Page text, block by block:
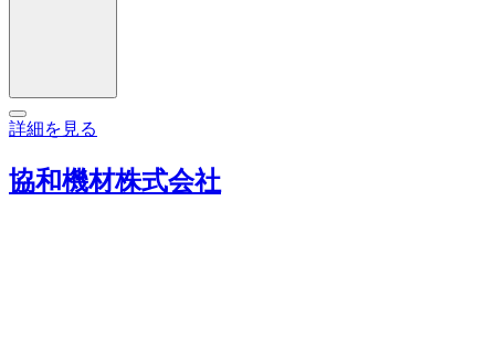
詳細を見る
協和機材株式会社